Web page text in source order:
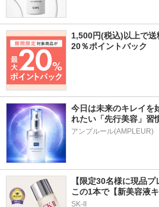
1,500円(税込)以上で
20％ポイントバック
今日は未来のキレイを
れたい「先行美容」習
アンプルール(AMPLEUR)
【限定30名様に現品
この1本で【新美容液
SK-II